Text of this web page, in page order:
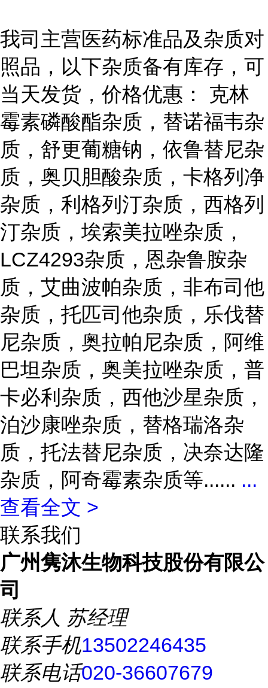
我司主营医药标准品及杂质对
照品，以下杂质备有库存，可
当天发货，价格优惠： 克林
霉素磷酸酯杂质，替诺福韦杂
质，舒更葡糖钠，依鲁替尼杂
质，奥贝胆酸杂质，卡格列净
杂质，利格列汀杂质，西格列
汀杂质，埃索美拉唑杂质，
LCZ4293杂质，恩杂鲁胺杂
质，艾曲波帕杂质，非布司他
杂质，托匹司他杂质，乐伐替
尼杂质，奥拉帕尼杂质，阿维
巴坦杂质，奥美拉唑杂质，普
卡必利杂质，西他沙星杂质，
泊沙康唑杂质，替格瑞洛杂
质，托法替尼杂质，决奈达隆
杂质，阿奇霉素杂质等...... ...
查看全文 >
联系我们
广州隽沐生物科技股份有限公
司
联系人 苏经理
联系手机13502246435
联系电话020-36607679